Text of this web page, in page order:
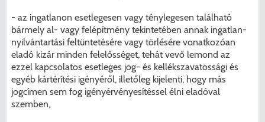
- az ingatlanon esetlegesen vagy ténylegesen található
bármely al- vagy felépítmény tekintetében annak ingatlan-
nyilvántartási feltüntetésére vagy törlésére vonatkozóan
eladó kizár minden felelősséget, tehát vevő lemond az
ezzel kapcsolatos esetleges jog- és kellékszavatossági és
egyéb kártérítési igényéről, illetőleg kijelenti, hogy más
jogcímen sem fog igényérvényesítéssel élni eladóval
szemben,